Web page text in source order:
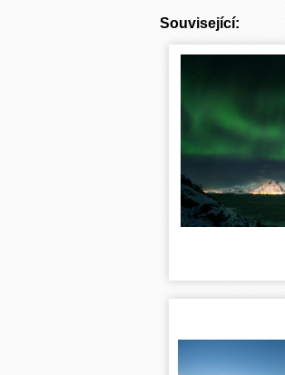
Související: